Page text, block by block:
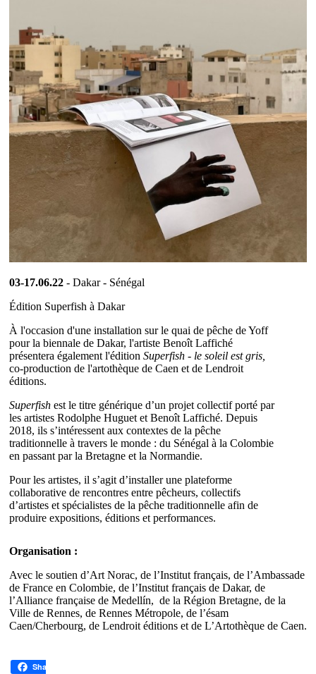
03-17.06.22 - Dakar - Sénégal
Édition Superfish à Dakar
À l'occasion d'une installation sur le quai de pêche de Yoff
pour la biennale de Dakar, l'artiste Benoît Laffiché
présentera également l'édition Superfish - le soleil est gris,
co-production de l'artothèque de Caen et de Lendroit
éditions.
Superfish est le titre générique d’un projet collectif porté par
les artistes Rodolphe Huguet et Benoît Laffiché. Depuis
2018, ils s’intéressent aux contextes de la pêche
traditionnelle à travers le monde : du Sénégal à la Colombie
en passant par la Bretagne et la Normandie.
Pour les artistes, il s’agit d’installer une plateforme
collaborative de rencontres entre pêcheurs, collectifs
d’artistes et spécialistes de la pêche traditionnelle afin de
produire expositions, éditions et performances.
Organisation :
Avec le soutien d’Art Norac, de l’Institut français, de l’Ambassade
de France en Colombie, de l’Institut français de Dakar, de
l’Alliance française de Medellín, de la Région Bretagne, de la
Ville de Rennes, de Rennes Métropole, de l’ésam
Caen/Cherbourg, de Lendroit éditions et de L’Artothèque de Caen.
Share